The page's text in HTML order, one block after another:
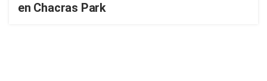
en Chacras Park